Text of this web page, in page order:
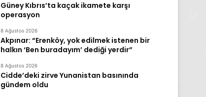
Güney Kıbrıs’ta kaçak ikamete karşı
operasyon
8 Ağustos 2026
Akpınar: “Erenköy, yok edilmek istenen bir
halkın ‘Ben buradayım’ dediği yerdir”
8 Ağustos 2026
Cidde’deki zirve Yunanistan basınında
gündem oldu